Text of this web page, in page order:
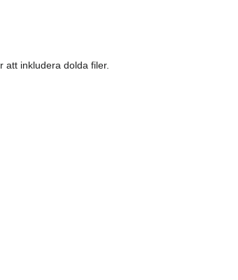
att inkludera dolda filer.